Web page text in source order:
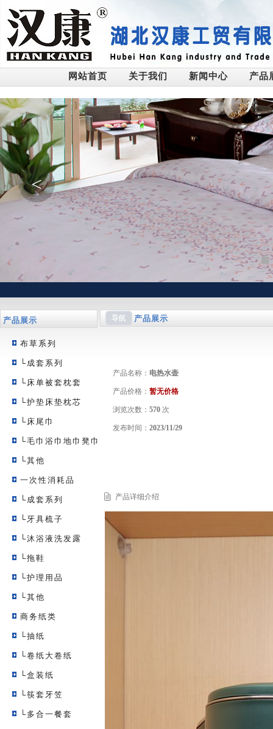
网站首页 关于我们 新闻中心 产品
<
产品展示
布草系列
└成套系列
└床单被套枕套
└护垫床垫枕芯
└床尾巾
└毛巾浴巾地巾凳巾
└其他
一次性消耗品
└成套系列
└牙具梳子
└沐浴液洗发露
└拖鞋
└护理用品
└其他
商务纸类
└抽纸
└卷纸大卷纸
└盒装纸
└筷套牙笠
└多合一餐套
产品展示
产品名称： 电热水壶
产品价格： 暂无价格
浏览次数： 570次
发布时间： 2023/11/29
产品详细介绍